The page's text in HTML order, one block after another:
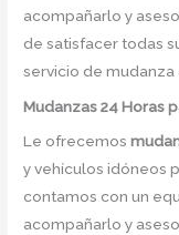
acompañarlo y
de satisfacer todas
servicio de mudanza
Mudanzas 24 Horas
Le ofrecemos
y vehículos idóneos
contamos con un
acompañarlo y